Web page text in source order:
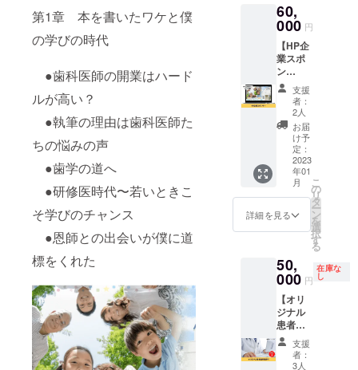
第1章 本を書いたワケと僕
の学びの時代
●歯科医師の開業はハード
ルが高い？
●執筆の理由は歯科医師た
ちの悩みの声
●歯学の道へ
●研修医時代〜若いときこ
そ学びのチャンス
●恩師との出会いが僕に道
標をくれた
お断り
させて
いただ
いた場
合にお
いても
返金は
いたし
かねま
す。 ※
電子書
籍は自
費出版
です。
(約70
※掲載期
間は
1年間で
す。
リンク
をお送
りしま
す。 ※
備考欄
に企業
名とリ
ンクを
ご記入
くださ
い。 ※
画像の
受け取
り方法
などは
後日ご
連絡い
ワーク
販売や
企業イ
メージ
が相違
する場
合等、
掲載を
に使用
してい
るオリ
ジナル
患者説
明用資
料をお
届けし
ます。
電子書
籍1冊付
き。 ●
資料内
容(A4
18枚分)
・治療
に悩ん
明する
ポイン
ト掲
載！ ・
患者さ
んが持
ち帰る
ことで
口コミ
60,
000 円
【HP企
業スポ
ン
サー】
HP企業
スポン
サーに
なれる
権利で
す。 HP
に企業
スポン
サーと
して企
業名、
企業の
ページ
のリン
クを掲
載させ
ていた
だきま
す。 電
子書籍1
冊付
支援
者：
2人
お届
け予
定：
2023
年01
月
詳細を見る
こ
の
リ
タ
ー
ン
を
選
択
す
る
50,
000 円
在庫な
し
【オリ
ジナル
患者説
明用資
料】 け
いデン
支援
者：
3人